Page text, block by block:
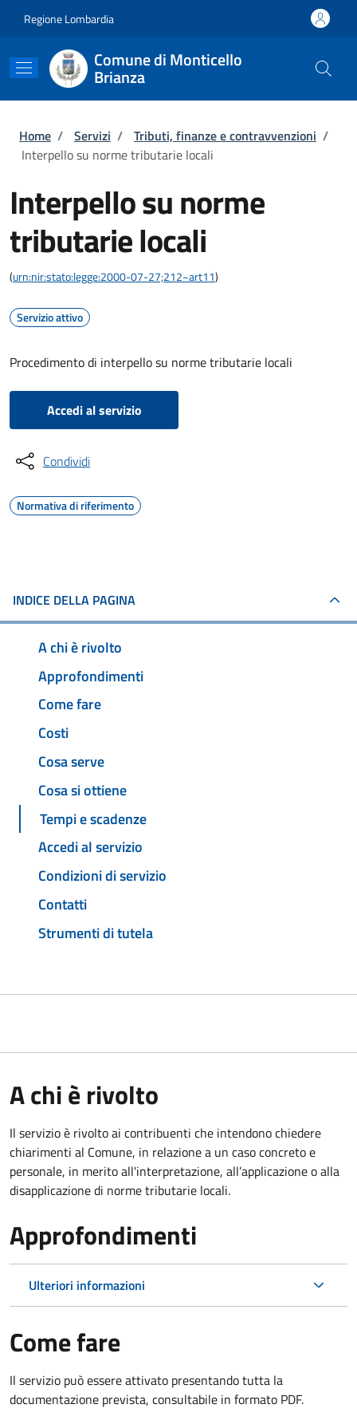
Regione Lombardia
Comune di Monticello
Brianza
Briciole di pane
Home / Servizi / Tributi, finanze e contravvenzioni /
Interpello su norme tributarie locali
Interpello su norme
tributarie locali
(urn:nir:stato:legge:2000-07-27;212~art11)
Servizio attivo
Procedimento di interpello su norme tributarie locali
Accedi al servizio
Condividi
Normativa di riferimento
INDICE DELLA PAGINA
A chi è rivolto
Approfondimenti
Come fare
Costi
Cosa serve
Cosa si ottiene
Tempi e scadenze
Accedi al servizio
Condizioni di servizio
Contatti
Strumenti di tutela
A chi è rivolto
Il servizio è rivolto ai contribuenti che intendono chiedere
chiarimenti al Comune, in relazione a un caso concreto e
personale, in merito all'interpretazione, all’applicazione o alla
disapplicazione di norme tributarie locali.
Approfondimenti
Ulteriori informazioni
Come fare
Il servizio può essere attivato presentando tutta la
documentazione prevista, consultabile in formato PDF.